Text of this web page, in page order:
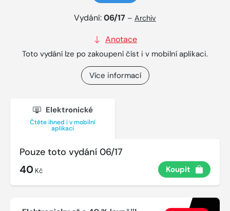
Vydání:06/17 – Archiv
Anotace
Toto vydání lze po zakoupení číst i v mobilní aplikaci.
Více informací
Elektronické
Čtěte ihned i v mobilní
aplikaci
Pouze toto vydání 06/17
40 Kč Koupit